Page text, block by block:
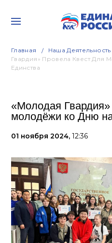
Главная Наша Деятельность
Гвардия» Провела Квест
Единства
«Молодая Гвардия»
молодёжи ко Дню
01 ноября 2024, 12:36